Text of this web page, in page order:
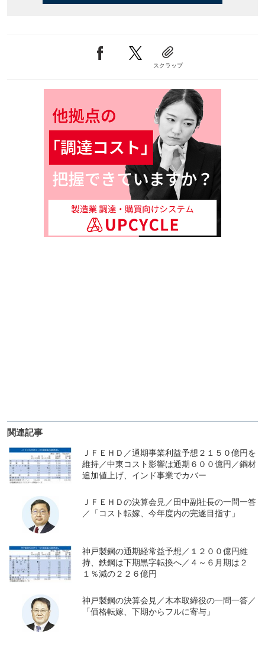
スクラップ
関連記事
ＪＦＥＨＤ／通期事業利益予想２１５０億円を
維持／中東コスト影響は通期６００億円／鋼材
追加値上げ、インド事業でカバー
ＪＦＥＨＤの決算会見／田中副社長の一問一答
／「コスト転嫁、今年度内の完遂目指す」
神戸製鋼の通期経常益予想／１２００億円維
持、鉄鋼は下期黒字転換へ／４～６月期は２
１％減の２２６億円
神戸製鋼の決算会見／木本取締役の一問一答／
「価格転嫁、下期からフルに寄与」